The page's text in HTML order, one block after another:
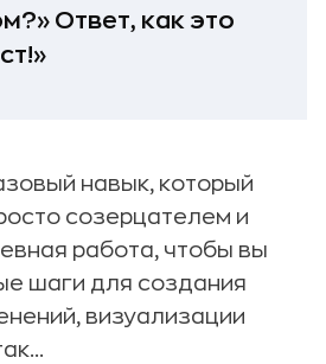
Ответ, как это
навык, который
созерцателем и
работа, чтобы вы
шаги для создания
визуализации